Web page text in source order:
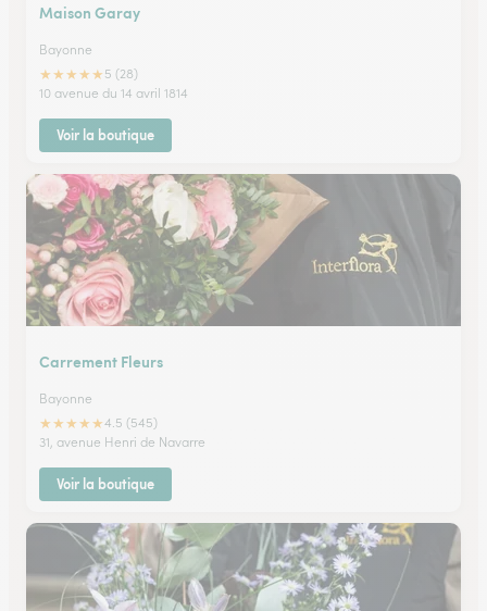
Maison Garay
Bayonne
★★★★★ 5 (28)
10 avenue du 14 avril 1814
Voir la boutique
Carrement Fleurs
Bayonne
★★★★★4.5 (545)
31, avenue Henri de Navarre
Voir la boutique